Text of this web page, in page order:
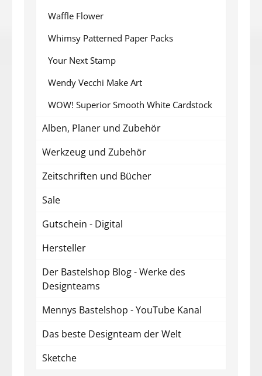
Waffle Flower
Whimsy Patterned Paper Packs
Your Next Stamp
Wendy Vecchi Make Art
WOW! Superior Smooth White Cardstock
Alben, Planer und Zubehör
Werkzeug und Zubehör
Zeitschriften und Bücher
Sale
Gutschein - Digital
Hersteller
Der Bastelshop Blog - Werke des
Designteams
Mennys Bastelshop - YouTube Kanal
Das beste Designteam der Welt
Sketche